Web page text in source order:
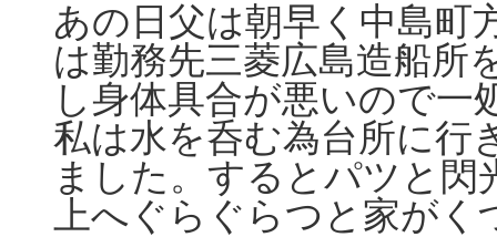
あの日父は朝早く中島町
は勤務先三菱広島造船所
し身体具合が悪いので一
私は水を呑む為台所に行
ました。するとパツと
上へぐらぐらつと家が